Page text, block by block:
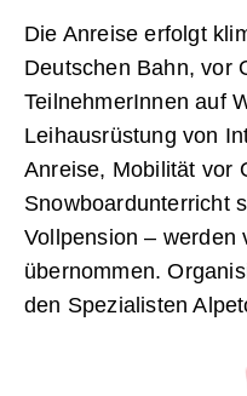
Die Anreise erfolgt
Deutschen Bahn, vor
TeilnehmerInnen auf
Leihausrüstung von
Anreise, Mobilität vor
Snowboardunterricht
Vollpension – werden
übernommen.
den Spezialisten